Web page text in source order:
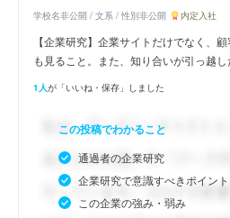
学校名非公開 / 文系 / 性別非公開 内定入社
【企業研究】企業サイトだけでなく、
も見ること。また、知り合いが引っ越
1人が「いいね・保存」しました
この投稿でわかること
通過者の企業研究
企業研究で意識すべきポイント
この企業の強み・弱み